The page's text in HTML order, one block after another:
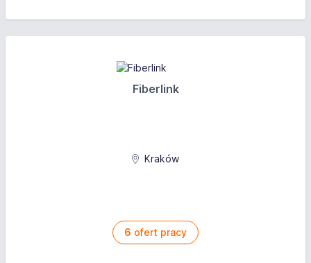
Fiberlink
Kraków
6 ofert pracy